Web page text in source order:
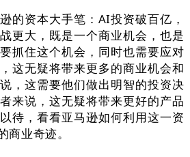
资本大手笔：AI投资破百亿，
更大，既是一个商业机会，也是
抓住这个机会，同时也需要应对
这无疑将带来更多的商业机会和
，这需要他们做出明智的投资决
来说，这无疑将带来更好的产品
待，看看亚马逊如何利用这一资
商业奇迹。